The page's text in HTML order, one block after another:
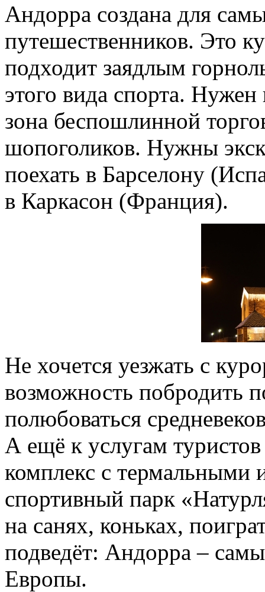
Андорра создана для
путешественников. Это
подходит заядлым
этого вида спорта.
зона беспошлинной
шопоголиков. Нужны
поехать в Барселону
в Каркасон (Франция).
Не хочется уезжать с
возможность побродить
полюбоваться
А ещё к услугам
комплекс с термальными
спортивный парк
на санях, коньках,
подведёт: Андорра –
Европы.